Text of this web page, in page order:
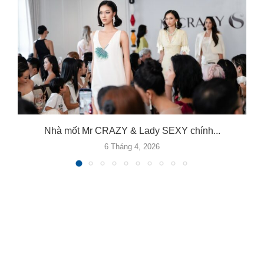
Nhà mốt Mr CRAZY & Lady SEXY chính...
6 Tháng 4, 2026